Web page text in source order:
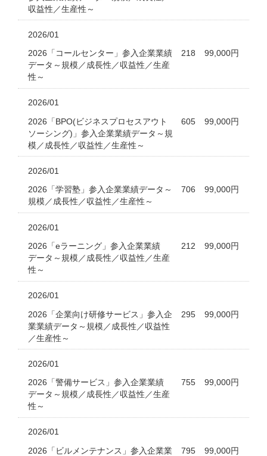
収益性／生産性～
2026/01
2026「コールセンター」参入企業業績
データ～規模／成長性／収益性／生産
性～
218 99,000円
2026/01
2026「BPO(ビジネスプロセスアウト
ソーシング)」参入企業業績データ～規
模／成長性／収益性／生産性～
605 99,000円
2026/01
2026「学習塾」参入企業業績データ～
規模／成長性／収益性／生産性～
706 99,000円
2026/01
2026「eラーニング」参入企業業績
データ～規模／成長性／収益性／生産
性～
212 99,000円
2026/01
2026「企業向け研修サービス」参入企
業業績データ～規模／成長性／収益性
／生産性～
295 99,000円
2026/01
2026「警備サービス」参入企業業績
データ～規模／成長性／収益性／生産
性～
755 99,000円
2026/01
2026「ビルメンテナンス」参入企業業
795 99,000円